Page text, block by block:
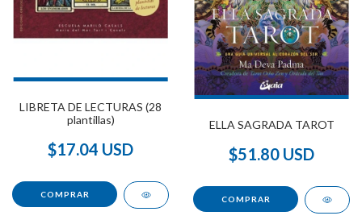
LIBRETA DE LECTURAS (28
plantillas)
$17.04 USD
ELLA SAGRADA TAROT
$51.80 USD